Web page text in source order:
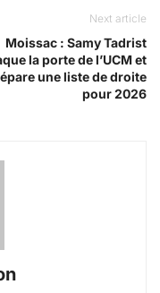
Next article
Moissac : Samy Tadrist
la porte de l’UCM et
une liste de droite
pour 2026